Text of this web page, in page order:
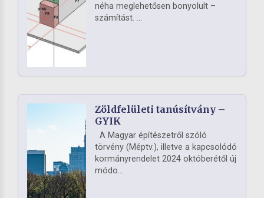
néha meglehetősen bonyolult –
számítást. ...
Zöldfelületi tanúsítvány –
GYIK
A Magyar építészetről szóló
törvény (Méptv.), illetve a kapcsolódó
kormányrendelet 2024 októberétől új
módo...